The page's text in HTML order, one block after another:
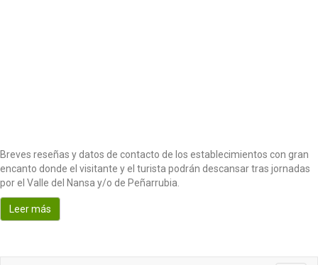
Breves reseñas y datos de contacto de los establecimientos con gran
encanto donde el visitante y el turista podrán descansar tras jornadas
por el Valle del Nansa y/o de Peñarrubia.
Leer más